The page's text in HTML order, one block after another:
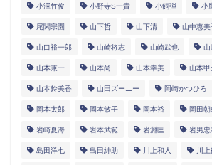
小澤竹俊 小野寺S一貴 小飼弾 小
尾関宗園 山下哲 山下清 山中恵美
山口裕一郎 山崎将志 山崎武也 山
山本兼一 山本尚 山本幸美 山本甲
山本鈴美香 山田ズーニー 岡崎かつひろ
岡本太郎 岡本敏子 岡本裕 岡田朝
岩崎夏海 岩本武範 岩淵匡 岩男忠
島田洋七 島田紳助 川上和人 川